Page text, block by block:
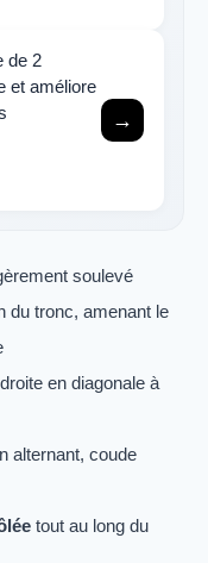
de 2
et améliore
→
soulevé
du tronc, amenant le
en diagonale à
alternant, coude
tout au long du